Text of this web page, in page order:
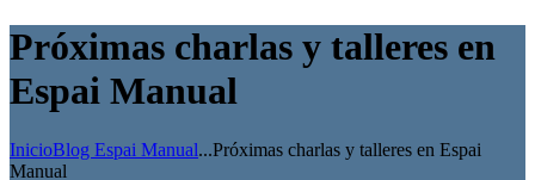
Próximas charlas y talleres en
Espai Manual
InicioBlog Espai Manual...Próximas charlas y talleres en Espai
Manual